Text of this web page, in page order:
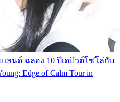
ลนด์ ฉลอง 10 ปีเดบิวต์โซโล่กับ
Edge of Calm Tour in